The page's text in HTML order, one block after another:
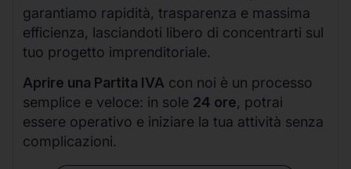
garantiamo rapidità, trasparenza e massima
efficienza, lasciandoti libero di concentrarti sul
tuo progetto imprenditoriale.
Aprire una Partita IVA con noi è un processo
semplice e veloce: in sole 24 ore, potrai
essere operativo e iniziare la tua attività senza
complicazioni.